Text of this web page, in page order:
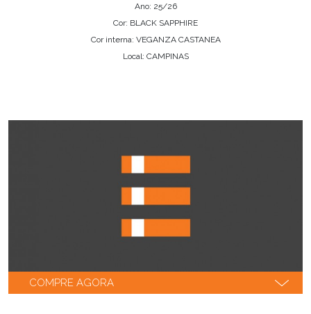
Ano: 25/26
Cor: BLACK SAPPHIRE
Cor interna: VEGANZA CASTANEA
Local: CAMPINAS
COMPRE AGORA